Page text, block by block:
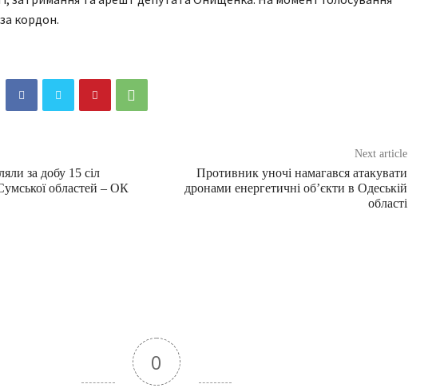
кордон.
за добу 15 сіл
областей – ОК
Next article
Противник уночі намагався атакувати
дронами енергетичні об’єкти в Одеській
області
0